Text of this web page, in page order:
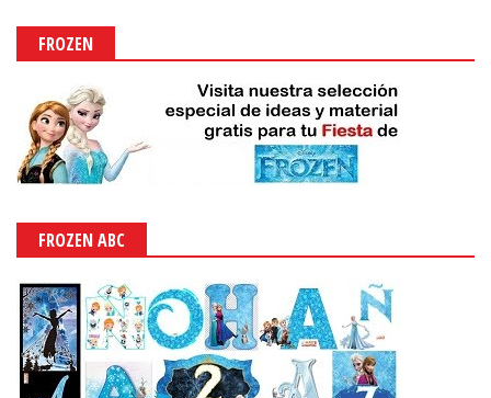
FROZEN
FROZEN ABC